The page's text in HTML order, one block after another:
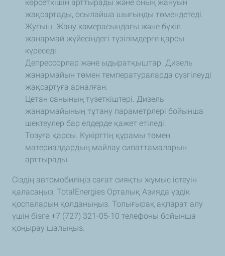
көрсеткішін арттырады және оның жануын
жақсартады, осылайша шығынды төмендетеді.
Жуғыш. Жану камерасындағы және бүкіл
жанармай жүйесіндегі түзілімдерге қарсы
күреседі.
Депрессорлар және ыдыратқыштар. Дизель
жанармайын төмен температураларда сүзгілеуді
жақсартуға арналған.
Цетан санының түзеткіштері. Дизель
жанармайының тұтану параметрлері бойынша
шектеулер бар елдерде қажет етіледі.
Тозуға қарсы. Күкірттің құрамы төмен
материалдардың майлау сипаттамаларын
арттырады.
Сіздің автомобиліңіз сағат сияқты жұмыс істеуін
қаласаңыз, TotalEnergies Орталық Азияда үздік
қоспаларын қолданыңыз. Толығырақ ақпарат алу
үшін бізге +7 (727) 321-05-10 телефоны бойынша
қоңырау шалыңыз.